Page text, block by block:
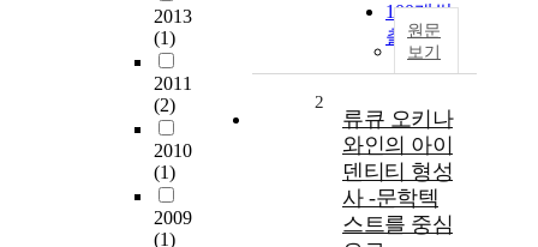
2013
(1)
2011
(2)
2010
(1)
2009
(1)
100개씩
출력원문
보기
2
류큐 오키나
와인의 아이
덴티티 형성
사 -문학텍
스트를 중심